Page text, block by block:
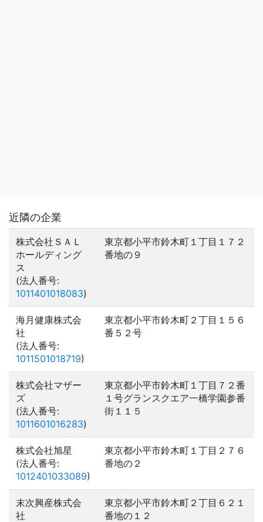
近隣の企業
株式会社ＳＡＬ
ホールディング
ス
(法人番号:
1011401018083)
東京都小平市鈴木町１丁目１７２
番地の９
海月健康株式会
社
(法人番号:
1011501018719)
東京都小平市鈴木町２丁目１５６
番５２号
株式会社マザー
ズ
(法人番号:
1011601016283)
東京都小平市鈴木町１丁目７２番
１号グランスクエア一橋学園参番
街１１５
株式会社旭星
(法人番号:
1012401033089)
東京都小平市鈴木町１丁目２７６
番地の２
末次興産株式会
社
東京都小平市鈴木町２丁目６２１
番地の１２